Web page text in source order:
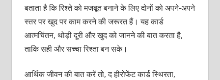
बताता है कि रिश्ते को मजबूत बनाने के लिए दोनों को अपने-अपने
स्तर पर खुद पर काम करने की जरूरत हैं। यह कार्ड
आत्मचिंतन, थोड़ी दूरी और खुद को जानने की बात करता है,
ताकि सही और सच्चा रिश्ता बन सके।
आर्थिक जीवन की बात करें तो, द हीरोफेंट कार्ड स्थिरता,